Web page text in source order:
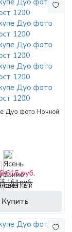
Дуо фото Ночной
Купить
615 руб.
164 руб.